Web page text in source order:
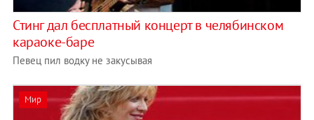
Стинг дал бесплатный концерт в челябинском
караоке-баре
Певец пил водку не закусывая
Мир